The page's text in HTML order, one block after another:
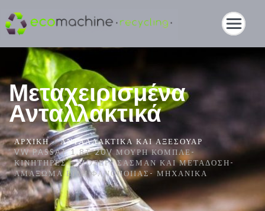
Μεταχειρισμένα
Ανταλλακτικά
ΑΡΧΙΚΉ
ΑΝΤΑΛΛΑΚΤΙΚΆ ΚΑΙ ΑΞΕΣΟΥΆΡ
VW PASSAT 1.8T 20V ΜΟΎΡΗ ΚΟΜΠΛΈ-
ΚΙΝΗΤΉΡΕΣ – ΜΟΤΈΡ- ΣΑΣΜΆΝ ΚΑΙ ΜΕΤΆΔΟΣΗ-
ΑΜΆΞΩΜΑ ΕΊΔΗ ΦΑΝΟΠΟΙΊΑΣ- ΜΗΧΑΝΙΚΆ